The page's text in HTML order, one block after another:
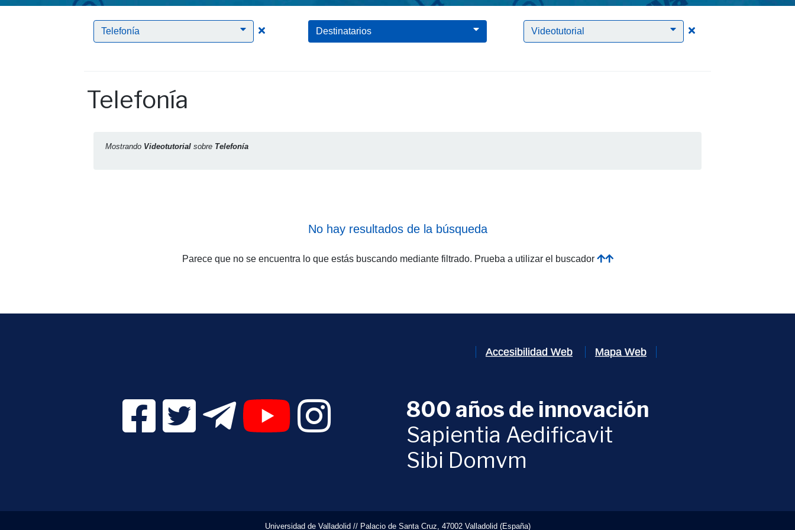
Telefonía Clic para borrar el filtro Telefonía
Destinatarios Videotutorial Clic para borrar el filtro
Telefonía
Mostrando Videotutorial sobre Telefonía
No hay resultados de la búsqueda
Parece que no se encuentra lo que estás buscando mediante filtrado. Prueba a utilizar el buscador
Accesibilidad Web Mapa Web
Facebook Digital UVa (se abrirá en una nueva ventana)
Twitter Digital UVa (se abrirá en una nueva ventana)
Telegram Digital UVa (se abrirá en una nueva ventana)
YouTube Digital UVa (se abrirá en una nueva ventana)
Instagram Digital UVa (se abrirá en una nueva ventana)
800 años de innovación
Sapientia Aedificavit
Sibi Domvm
Universidad de Valladolid // Palacio de Santa Cruz, 47002 Valladolid (España)